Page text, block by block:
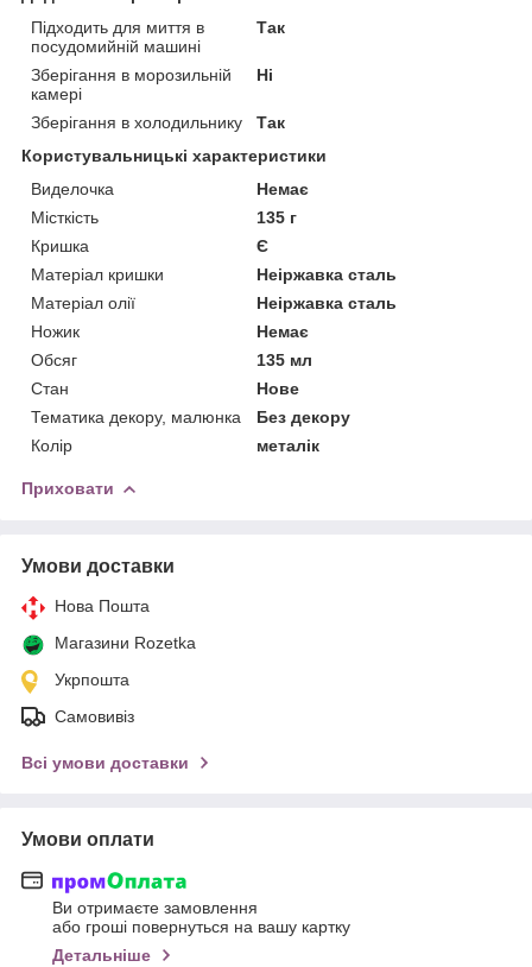
Підходить для миття в
посудомийній машині
Так
Зберігання в морозильній
камері
Ні
Зберігання в холодильнику
Так
Користувальницькі характеристики
Виделочка
Немає
Місткість
135 г
Кришка
Є
Матеріал кришки
Неіржавка сталь
Матеріал олії
Неіржавка сталь
Ножик
Немає
Обсяг
135 мл
Стан
Нове
Тематика декору, малюнка
Без декору
Колір
металік
Приховати
Умови доставки
Нова Пошта
Магазини Rozetka
Укрпошта
Самовивіз
Всі умови доставки
Умови оплати
Ви отримаєте замовлення
або гроші повернуться на вашу картку
Детальніше